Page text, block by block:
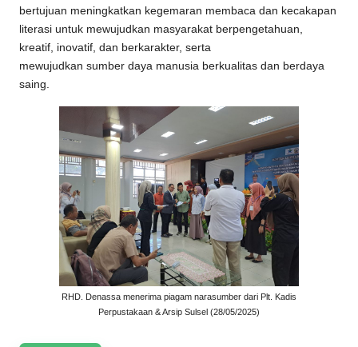
bertujuan meningkatkan kegemaran membaca dan kecakapan
literasi untuk mewujudkan masyarakat berpengetahuan,
kreatif, inovatif, dan berkarakter, serta
mewujudkan sumber daya manusia berkualitas dan berdaya
saing.
RHD. Denassa menerima piagam narasumber dari Plt. Kadis
Perpustakaan & Arsip Sulsel (28/05/2025)